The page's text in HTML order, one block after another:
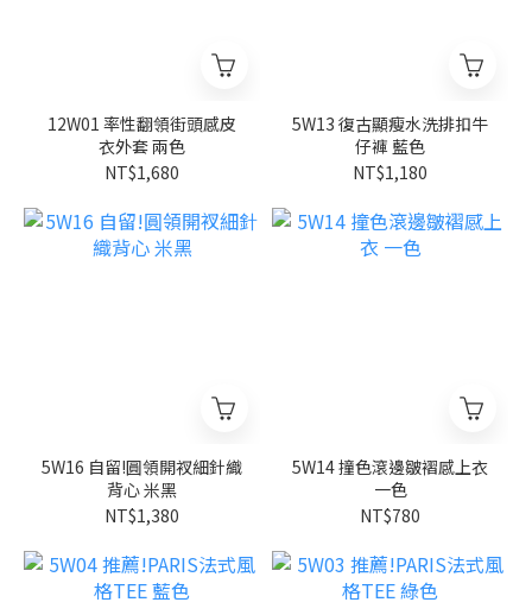
12W01 率性翻領街頭感皮
衣外套 兩色
NT$1,680
5W13 復古顯瘦水洗排扣牛
仔褲 藍色
NT$1,180
5W16 自留!圓領開衩細針織
背心 米黑
NT$1,380
5W14 撞色滾邊皺褶感上衣
一色
NT$780